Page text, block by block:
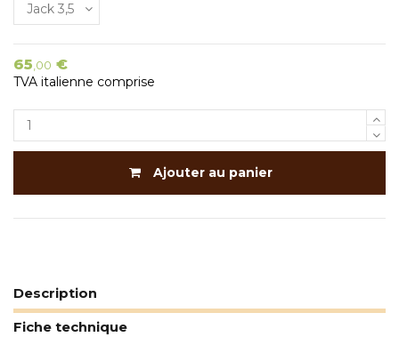
65 ,00 €
TVA italienne comprise
Ajouter au panier
Description
Fiche technique